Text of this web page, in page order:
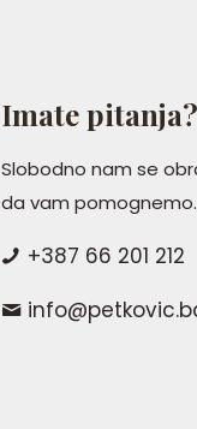
Imate pitanja?
Slobodno nam se
da vam pomognemo.
+387 66 201 212